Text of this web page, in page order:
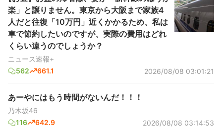
楽」と譲りません。東京から大阪まで家族4
人だと往復「10万円」近くかかるため、私は
車で節約したいのですが、実際の費用はどれ
くらい違うのでしょうか？
ニュース速報+
562
661.1 2026/08/08 03:01:21
あーやにはもう時間がないんだ！！！
乃木坂46
116
642.9 2026/08/08 03:14:53